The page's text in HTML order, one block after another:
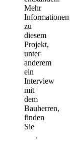
Mehr
Informationen
zu
diesem
Projekt,
unter
anderem
ein
Interview
mit
dem
Bauherren,
finden
Sie
.